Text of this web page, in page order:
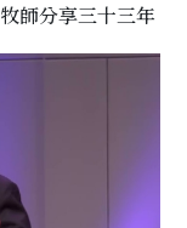
師分享三十三年